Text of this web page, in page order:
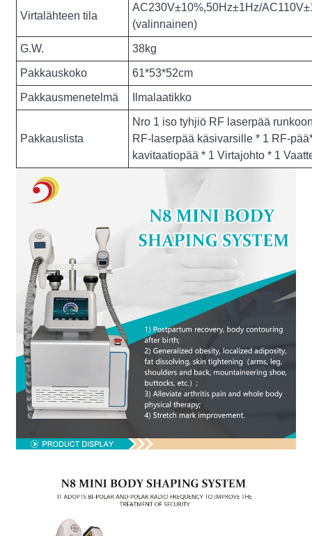
Virtalähteen tila
AC230V±10%,50Hz±1Hz/
(valinnainen)
G.W. 38kg
Pakkauskoko 61*53*52cm
Pakkausmenetelmä Ilmalaatikko
Pakkauslista
Nro 1 iso tyhjiö RF laserpää
RF-laserpää käsivarsille * 1 RF-
kavitaatiopää * 1 Virtajohto * 1